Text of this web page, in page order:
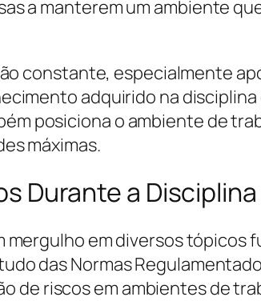
a manterem um ambiente
constante, especialmente
adquirido na
posiciona o ambiente de
máximas.
Durante a Disciplina
em diversos tópicos
das Normas
de riscos em ambientes de